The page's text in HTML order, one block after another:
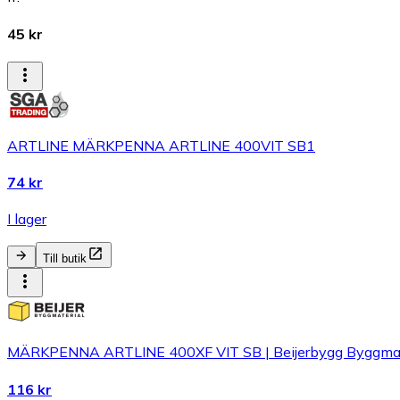
45 kr
ARTLINE MÄRKPENNA ARTLINE 400VIT SB1
74 kr
I lager
Till butik
MÄRKPENNA ARTLINE 400XF VIT SB | Beijerbygg
116 kr